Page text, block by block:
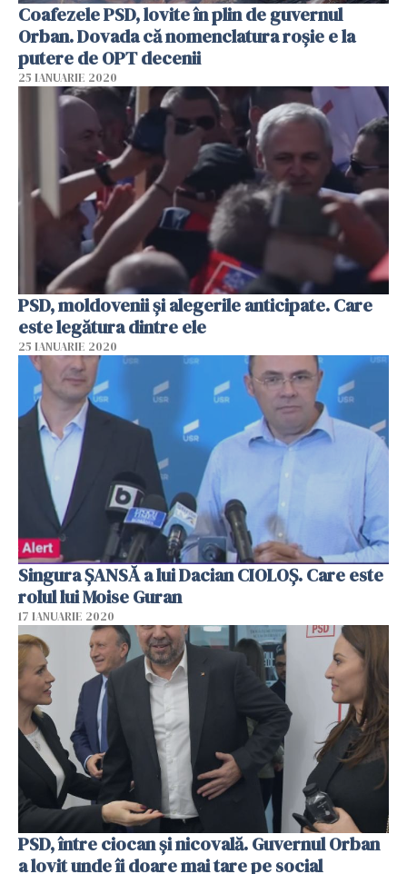
Coafezele PSD, lovite în plin de guvernul
Orban. Dovada că nomenclatura roșie e la
putere de OPT decenii
25 IANUARIE 2020
PSD, moldovenii și alegerile anticipate. Care
este legătura dintre ele
25 IANUARIE 2020
Singura ȘANSĂ a lui Dacian CIOLOȘ. Care este
rolul lui Moise Guran
17 IANUARIE 2020
PSD, între ciocan și nicovală. Guvernul Orban
a lovit unde îi doare mai tare pe social